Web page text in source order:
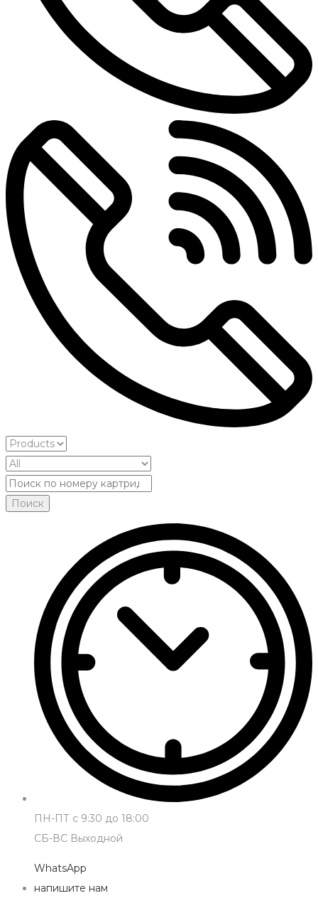
ПН-ПТ с 9:30 до 18:00
СБ-ВС Выходной
WhatsApp
напишите нам